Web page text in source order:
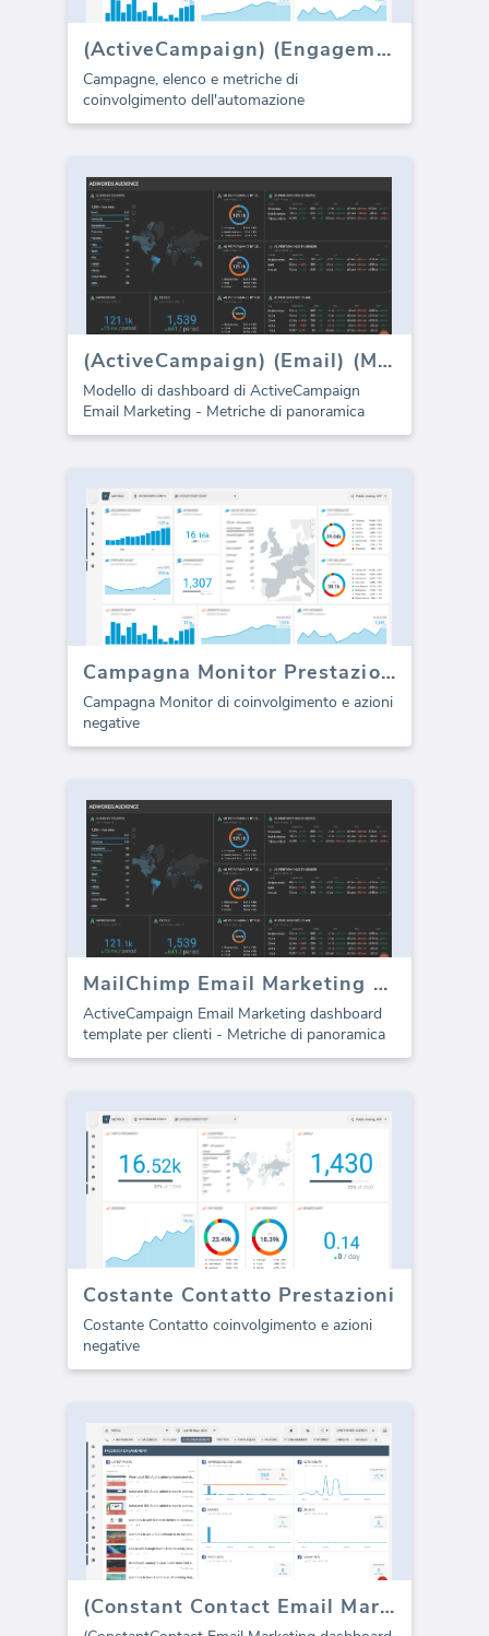
(ActiveCampaign) (Engagement)
Campagne, elenco e metriche di
coinvolgimento dell'automazione
(ActiveCampaign) (Email) (Marketing)
Modello di dashboard di ActiveCampaign
Email Marketing - Metriche di panoramica
Campagna Monitor Prestazioni
Campagna Monitor di coinvolgimento e azioni
negative
MailChimp Email Marketing dashboard
ActiveCampaign Email Marketing dashboard
template per clienti - Metriche di panoramica
Costante Contatto Prestazioni
Costante Contatto coinvolgimento e azioni
negative
(Constant Contact Email Marketing dashboard)